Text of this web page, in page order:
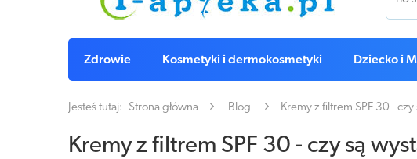
Zdrowie Kosmetyki i dermokosmetyki Dziecko i
Jesteś tutaj: Strona główna Blog Kremy z filtrem SPF 30 -
Kremy z filtrem SPF 30 - czy są